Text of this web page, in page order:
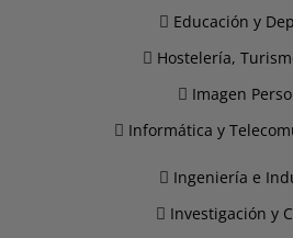
Educación y
Hostelería,
Imagen
Informática y
Ingeniería e
Investigación y